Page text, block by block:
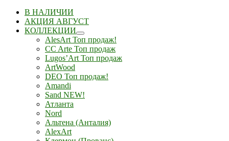
В НАЛИЧИИ
АКЦИЯ АВГУСТ
КОЛЛЕКЦИИ
AlesArt Топ продаж!
CC Arte Топ продаж
Lugos’Art Топ продаж
ArtWood
DEO Топ продаж!
Amandi
Sand NEW!
Атланта
Nord
Альтена (Анталия)
AlexArt